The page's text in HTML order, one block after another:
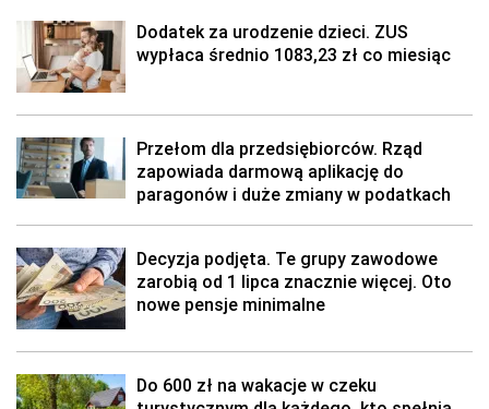
Dodatek za urodzenie dzieci. ZUS
wypłaca średnio 1083,23 zł co miesiąc
Przełom dla przedsiębiorców. Rząd
zapowiada darmową aplikację do
paragonów i duże zmiany w podatkach
Decyzja podjęta. Te grupy zawodowe
zarobią od 1 lipca znacznie więcej. Oto
nowe pensje minimalne
Do 600 zł na wakacje w czeku